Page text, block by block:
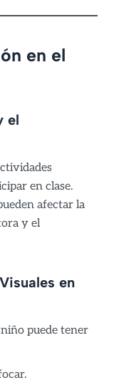
en el
el
en clase.
afectar la
y el
en
puede tener